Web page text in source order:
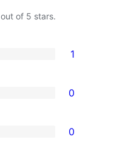
out of 5 stars.
1
0
0